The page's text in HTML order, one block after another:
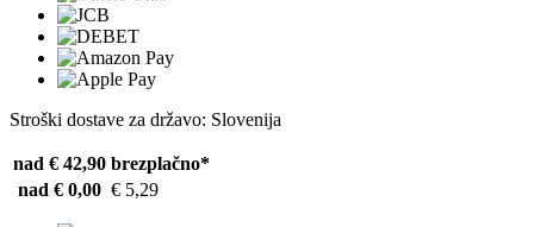
Stroški dostave za državo: Slovenija
nad € 42,90 brezplačno*
nad € 0,00 € 5,29